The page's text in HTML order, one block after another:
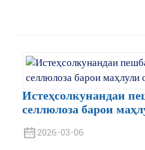
Истеҳсолкунандаи
селлюлоза барои
2026-03-06